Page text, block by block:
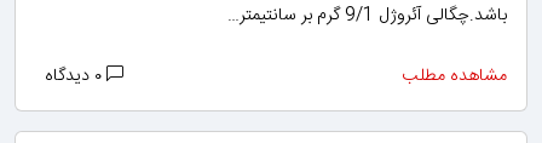
باشد.چگالی آئروژل 9/1 گرم بر سانتیمتر…
مشاهده مطلب